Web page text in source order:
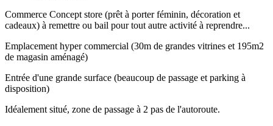
Commerce Concept store (prêt à porter féminin, décoration et
cadeaux) à remettre ou bail pour tout autre activité à reprendre...
Emplacement hyper commercial (30m de grandes vitrines et 195m2
de magasin aménagé)
Entrée d'une grande surface (beaucoup de passage et parking à
disposition)
Idéalement situé, zone de passage à 2 pas de l'autoroute.